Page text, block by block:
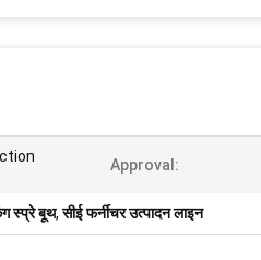
Approval:
स्प्रे बूथ,सीई फर्नीचर उत्पादन लाइन